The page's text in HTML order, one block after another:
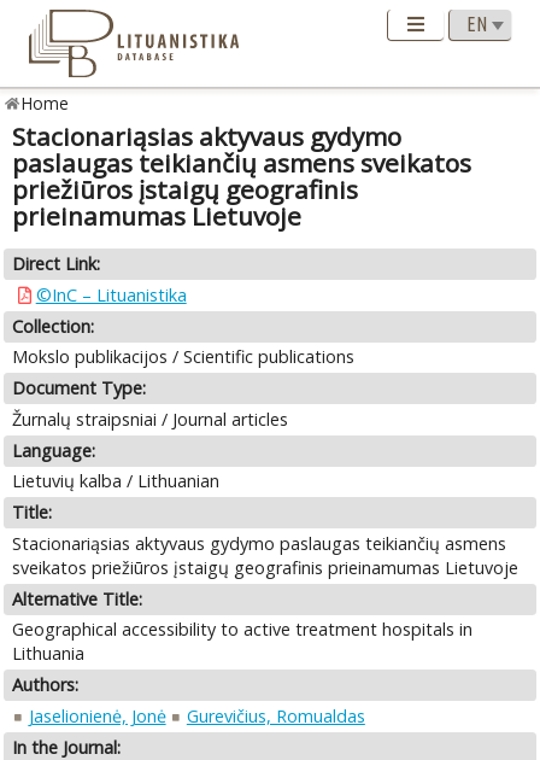
Home
Stacionariąsias aktyvaus gydymo
paslaugas teikiančių asmens sveikatos
priežiūros įstaigų geografinis
prieinamumas Lietuvoje
Direct Link:
©InC – Lituanistika
Collection:
Mokslo publikacijos / Scientific publications
Document Type:
Žurnalų straipsniai / Journal articles
Language:
Lietuvių kalba / Lithuanian
Title:
Stacionariąsias aktyvaus gydymo paslaugas teikiančių asmens
sveikatos priežiūros įstaigų geografinis prieinamumas Lietuvoje
Alternative Title:
Geographical accessibility to active treatment hospitals in
Lithuania
Authors:
Jaselionienė, Jonė
Gurevičius, Romualdas
In the Journal: